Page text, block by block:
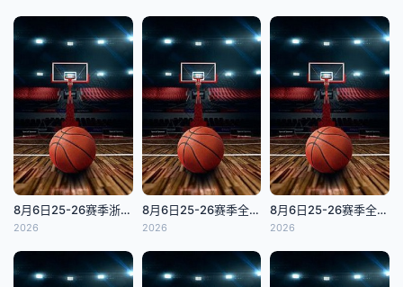
8月6日25-26赛季浙BA 诸暨79VS46嵊州
2026
8月6日25-26赛季全国青年篮球联赛 浙江稠州银行82VS110浙江广厦
2026
8月6日25-26赛季全国青年篮球联赛 山东山高87VS62福建浔兴
2026